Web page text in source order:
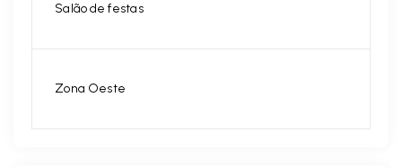
Salão de festas
Zona Oeste